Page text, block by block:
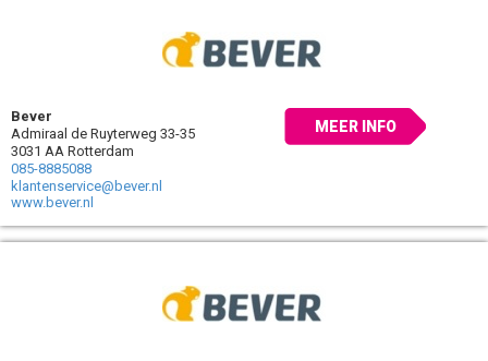
Bever
Admiraal de Ruyterweg 33-35
3031 AA Rotterdam
085-8885088
klantenservice@bever.nl
www.bever.nl
MEER INFO